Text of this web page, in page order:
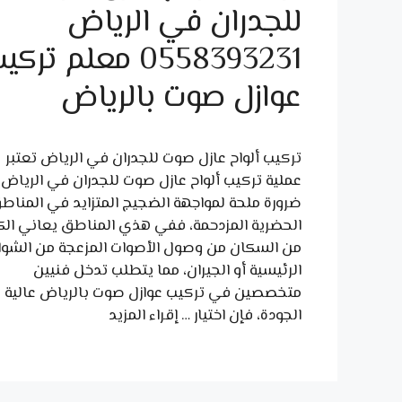
للجدران في الرياض
0558393231 معلم
عوازل صوت بالرياض
تركيب ألواح عازل صوت للجدران في الرياض تعتبر
عملية تركيب ألواح عازل صوت للجدران في الرياض
ضرورة ملحة لمواجهة الضجيج المتزايد في
الحضرية المزدحمة، ففي هذي المناطق يعاني
من السكان من وصول الأصوات المزعجة من
الرئيسية أو الجيران، مما يتطلب تدخل فنيين
متخصصين في تركيب عوازل صوت بالرياض عالية
الجودة، فإن اختيار …إقراء المزيد